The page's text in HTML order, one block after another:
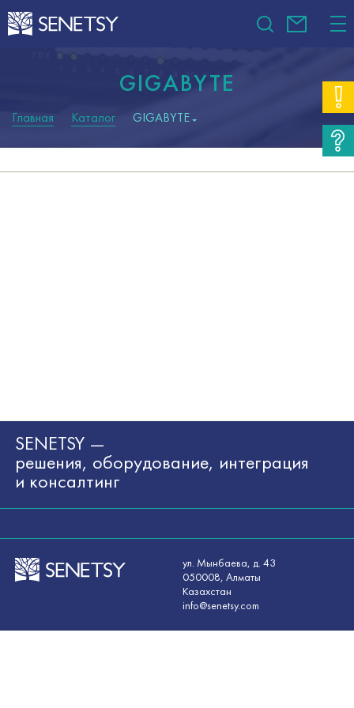
GIGABYTE
Главная Каталог GIGABYTE
SENETSY —
решения, оборудование, интеграция
и консалтинг
ул. Мынбаева, д. 43
050008, Алматы
Казахстан
info@senetsy.com